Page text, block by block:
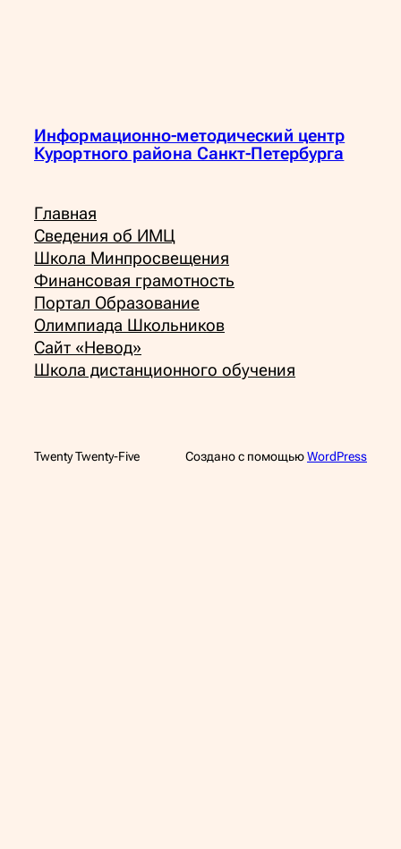
Информационно-методический центр
Курортного района Санкт-Петербурга
Главная
Сведения об ИМЦ
Школа Минпросвещения
Финансовая грамотность
Портал Образование
Олимпиада Школьников
Сайт «Невод»
Школа дистанционного обучения
Twenty Twenty-Five Создано с помощьюWordPress